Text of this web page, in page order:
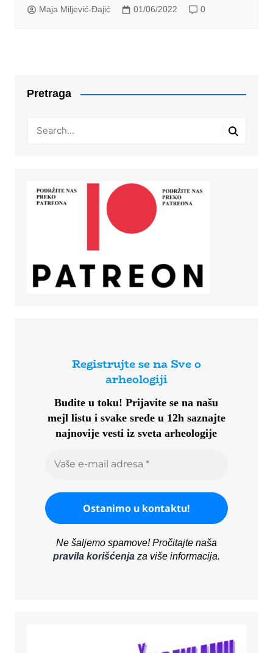
Maja Miljević-Đajić 01/06/2022 0
Pretraga
Registrujte se na Sve o
arheologiji
Budite u toku!Prijavite se na našu
mejl listu i svake srede u 12h saznajte
najnovije vesti iz sveta arheologije
Ne šaljemo spamove! Pročitajte naša
pravila korišćenjaza više informacija.